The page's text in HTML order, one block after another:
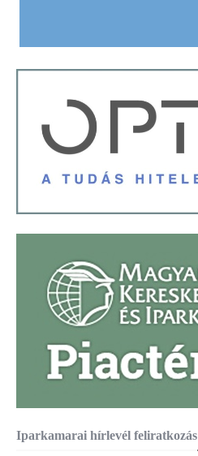
Iparkamarai hírlevél feliratkozás